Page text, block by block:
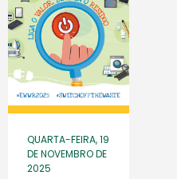
QUARTA-FEIRA, 19
DE NOVEMBRO DE
2025